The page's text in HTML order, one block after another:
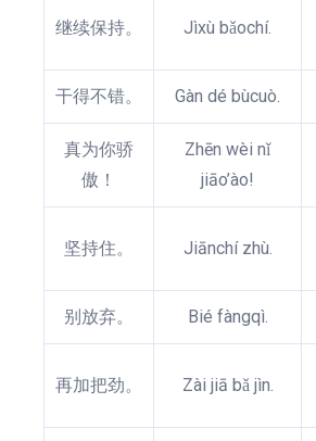
继续保持。 Jìxù bǎochí.
干得不错。 Gàn dé bùcuò.
真为你骄
傲！
Zhēn wèi nǐ
jiāo’ào!
坚持住。 Jiānchí zhù.
别放弃。 Bié fàngqì.
再加把劲。 Zài jiā bǎ jìn.